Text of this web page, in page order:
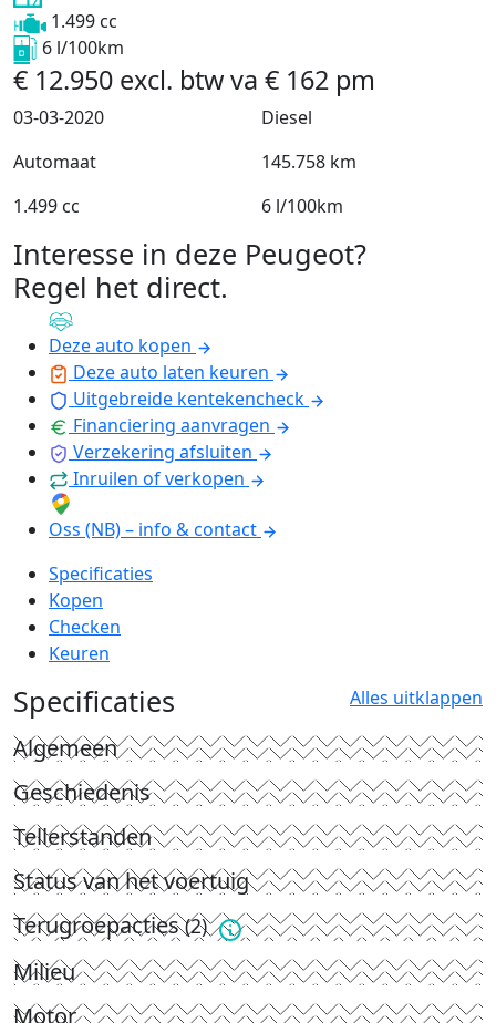
1.499 cc
6 l/100km
€ 12.950 excl. btwva € 162 pm
03-03-2020
Diesel
Automaat
145.758 km
1.499 cc
6 l/100km
Interesse in deze Peugeot?
Regel het direct.
Deze auto kopen
Deze auto laten keuren
Uitgebreide kentekencheck
Financiering aanvragen
Verzekering afsluiten
Inruilen of verkopen
Oss (NB) – info & contact
Specificaties
Kopen
Checken
Keuren
Specificaties Alles uitklappen
Algemeen
Geschiedenis
Tellerstanden
Status van het voertuig
Terugroepacties(2)
Milieu
Motor